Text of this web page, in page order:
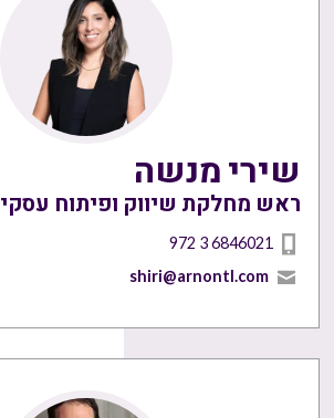
שירי מנשה
ראש מחלקת שיווק ופיתוח עסקי
972 3 6846021
shiri@arnontl.com